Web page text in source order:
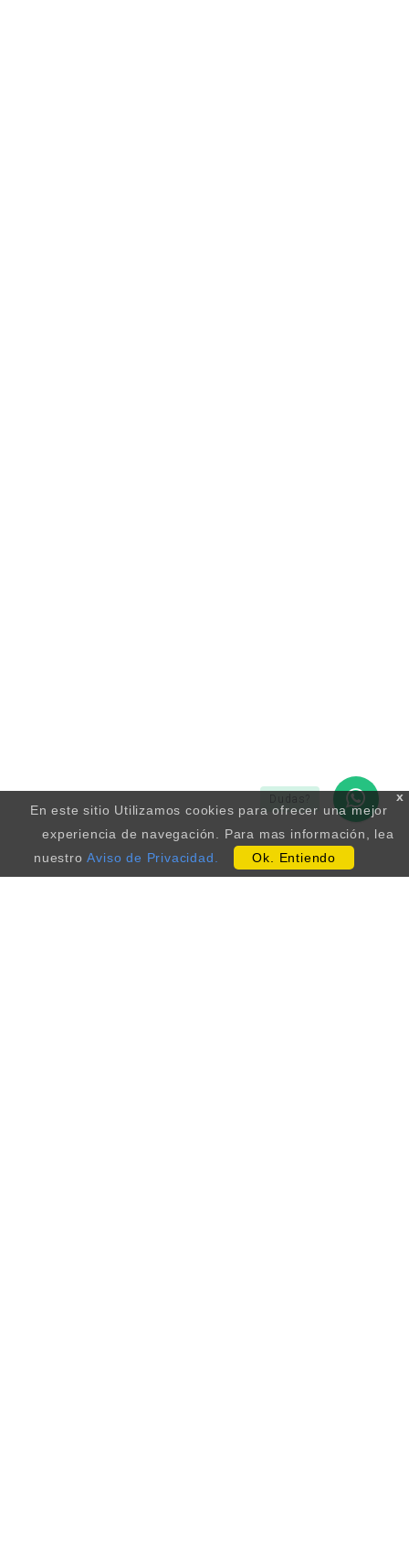
Dudas?
x
En este sitio Utilizamos cookies para ofrecer una mejor
experiencia de navegación. Para mas información, lea
nuestro Aviso de Privacidad. Ok. Entiendo